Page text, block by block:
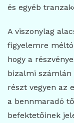
és egyéb
A viszonylag
figyelemre
hogy a
bizalmi számlán
részt vegyen az
a bennmaradó
befektetőinek